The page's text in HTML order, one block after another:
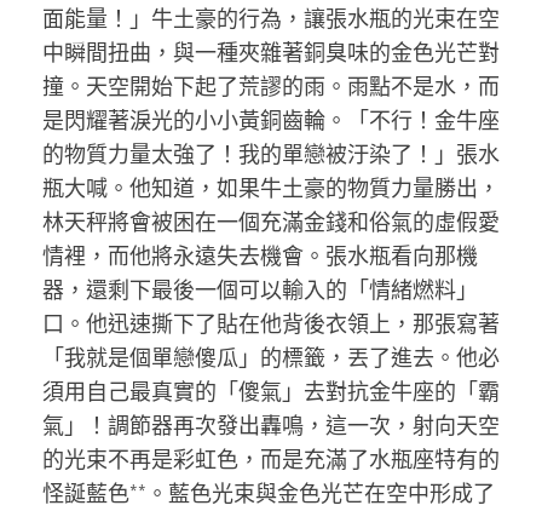
面能量！」牛土豪的行為，讓張水瓶的光束在空
中瞬間扭曲，與一種夾雜著銅臭味的金色光芒對
撞。天空開始下起了荒謬的雨。雨點不是水，而
是閃耀著淚光的小小黃銅齒輪。「不行！金牛座
的物質力量太強了！我的單戀被汙染了！」張水
瓶大喊。他知道，如果牛土豪的物質力量勝出，
林天秤將會被困在一個充滿金錢和俗氣的虛假愛
情裡，而他將永遠失去機會。張水瓶看向那機
器，還剩下最後一個可以輸入的「情緒燃料」
口。他迅速撕下了貼在他背後衣領上，那張寫著
「我就是個單戀傻瓜」的標籤，丟了進去。他必
須用自己最真實的「傻氣」去對抗金牛座的「霸
氣」！調節器再次發出轟鳴，這一次，射向天空
的光束不再是彩虹色，而是充滿了水瓶座特有的
怪誕藍色**。藍色光束與金色光芒在空中形成了